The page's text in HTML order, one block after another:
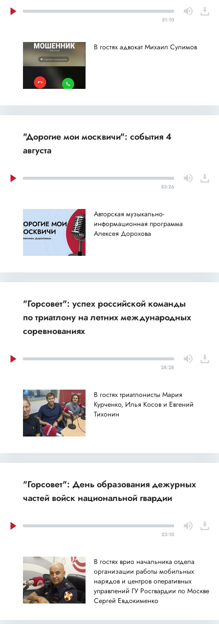
51:10
В гостях адвокат Михаил Сулимов
"Дорогие мои москвичи": события 4
августа
53:26
Авторская музыкально-
информационная программа
Алексея Дорохова
"Горсовет": успех российской команды
по триатлону на летних международных
соревнованиях
28:28
В гостях триатлонисты Мария
Курченко, Илья Косов и Евгений
Тихонин
"Горсовет": День образования дежурных
частей войск национальной гвардии
23:10
В гостях врио начальника отдела
организации работы мобильных
нарядов и центров оперативных
управлений ГУ Росгвардии по Москве
Сергей Евдокименко